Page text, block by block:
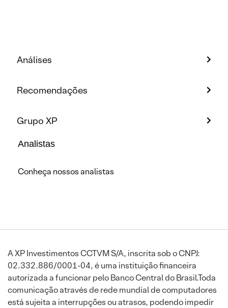
Análises
Recomendações
Grupo XP
Analistas
Conheça nossos analistas
A XP Investimentos CCTVM S/A, inscrita sob o CNPJ:
02.332.886/0001-04, é uma instituição financeira
autorizada a funcionar pelo Banco Central do Brasil.Toda
comunicação através de rede mundial de computadores
está sujeita a interrupções ou atrasos, podendo impedir